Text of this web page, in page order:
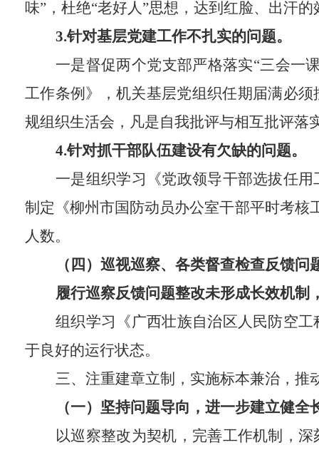
味”，杜绝“老好人”思想，达到红脸、出汗的
3.针对基层党建工作不扎实的问题。
一是督促两个党支部严格落实“三会一
工作条例》， 机关基层党组织任期届满必须
规组织生活会，凡是自我批评与相互批评落
4.针对抓干部队伍建设有欠缺的问题。
一是组织学习
《党政领导干部选拔任
制定《柳州市国防动员办公室干部平时考核
人数。
（四）巡视巡察、各类督查检查反馈问
履行巡察反馈问题整改未形成长效机制
组织学习《广西壮族自治区人民防空
于良好的运行状态。
三、 注重建章立制，实施标本兼治，推
（一）坚持问题导向，进一步建立健全
以巡察整改为契机，完善工作机制，